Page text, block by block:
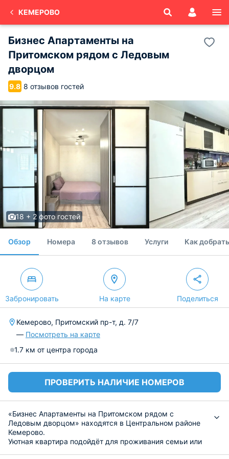
КЕМЕРОВО
Бизнес Апартаменты на
Притомском рядом с Ледовым
дворцом
9.8 8 отзывов гостей
18 + 2 фото гостей
Обзор Номера 8 отзывов Услуги Как
Забронировать На карте Поделиться
Кемерово, Притомский пр-т, д. 7/7
— Посмотреть на карте
1.7 км от центра города
ПРОВЕРИТЬ НАЛИЧИЕ НОМЕРОВ
«Бизнес Апартаменты на Притомском рядом с
Ледовым дворцом» находятся в Центральном районе
Кемерово.
Уютная квартира подойдёт для проживания семьи или